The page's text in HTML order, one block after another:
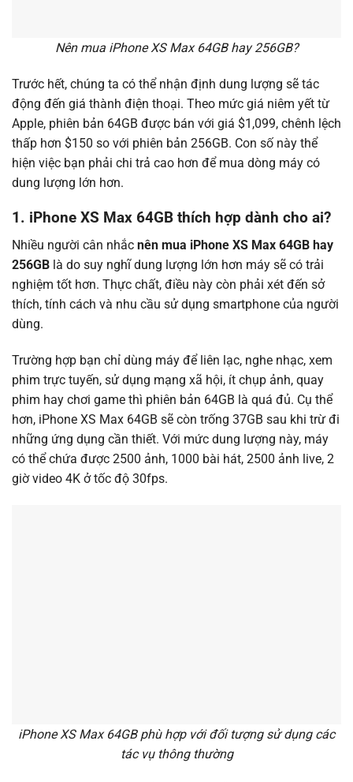
Nên mua iPhone XS Max 64GB hay 256GB?
Trước hết, chúng ta có thể nhận định dung lượng sẽ tác
động đến giá thành điện thoại. Theo mức giá niêm yết từ
Apple, phiên bản 64GB được bán với giá $1,099, chênh lệch
thấp hơn $150 so với phiên bản 256GB. Con số này thể
hiện việc bạn phải chi trả cao hơn để mua dòng máy có
dung lượng lớn hơn.
1. iPhone XS Max 64GB thích hợp dành cho ai?
Nhiều người cân nhắc nên mua iPhone XS Max 64GB hay
256GB là do suy nghĩ dung lượng lớn hơn máy sẽ có trải
nghiệm tốt hơn. Thực chất, điều này còn phải xét đến sở
thích, tính cách và nhu cầu sử dụng smartphone của người
dùng.
Trường hợp bạn chỉ dùng máy để liên lạc, nghe nhạc, xem
phim trực tuyến, sử dụng mạng xã hội, ít chụp ảnh, quay
phim hay chơi game thì phiên bản 64GB là quá đủ. Cụ thể
hơn, iPhone XS Max 64GB sẽ còn trống 37GB sau khi trừ đi
những ứng dụng cần thiết. Với mức dung lượng này, máy
có thể chứa được 2500 ảnh, 1000 bài hát, 2500 ảnh live, 2
giờ video 4K ở tốc độ 30fps.
iPhone XS Max 64GB phù hợp với đối tượng sử dụng các
tác vụ thông thường